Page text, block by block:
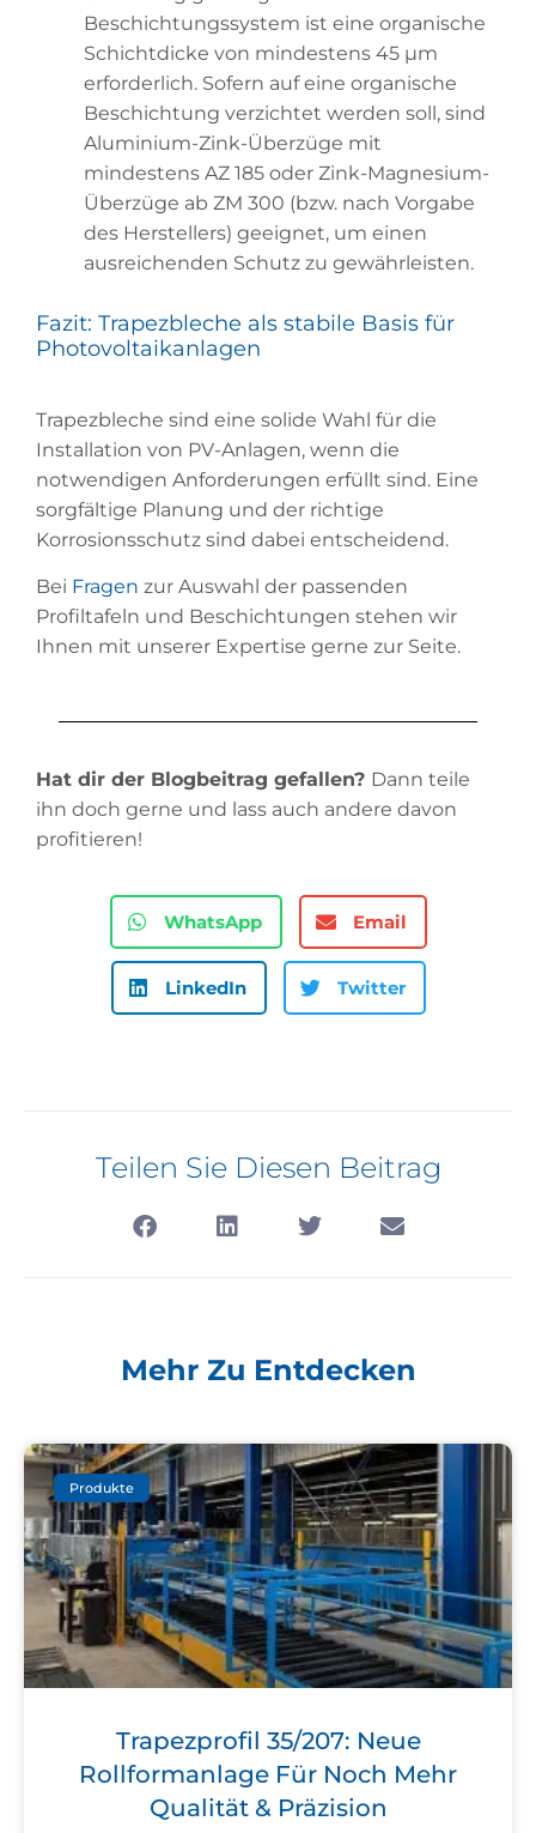
Beschichtungssystem ist eine organische
Schichtdicke von mindestens 45 µm
erforderlich. Sofern auf eine organische
Beschichtung verzichtet werden soll, sind
Aluminium-Zink-Überzüge mit
mindestens AZ 185 oder Zink-Magnesium-
Überzüge ab ZM 300 (bzw. nach Vorgabe
des Herstellers) geeignet, um einen
ausreichenden Schutz zu gewährleisten.
Fazit: Trapezbleche als stabile Basis für
Photovoltaikanlagen
Trapezbleche sind eine solide Wahl für die
Installation von PV-Anlagen, wenn die
notwendigen Anforderungen erfüllt sind. Eine
sorgfältige Planung und der richtige
Korrosionsschutz sind dabei entscheidend.
Bei Fragen zur Auswahl der passenden
Profiltafeln und Beschichtungen stehen wir
Ihnen mit unserer Expertise gerne zur Seite.
Hat dir der Blogbeitrag gefallen? Dann teile
ihn doch gerne und lass auch andere davon
profitieren!
WhatsApp Email
LinkedIn Twitter
Teilen Sie Diesen Beitrag
Mehr Zu Entdecken
Produkte
Trapezprofil 35/207: Neue
Rollformanlage Für Noch Mehr
Qualität & Präzision